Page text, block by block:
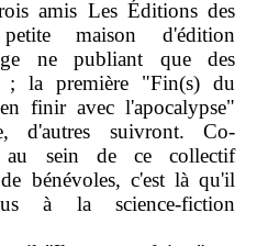
amis Les Éditions des
maison d'édition
ne publiant que des
; la première "Fin(s) du
finir avec l'apocalypse"
d'autres suivront. Co-
au sein de ce collectif
bénévoles, c'est là qu'il
à la science-fiction